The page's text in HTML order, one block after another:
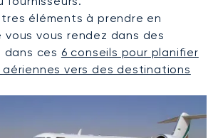
éléments à prendre en
vous rendez dans des
dans ces 6 conseils pour planifier
vers des destinations